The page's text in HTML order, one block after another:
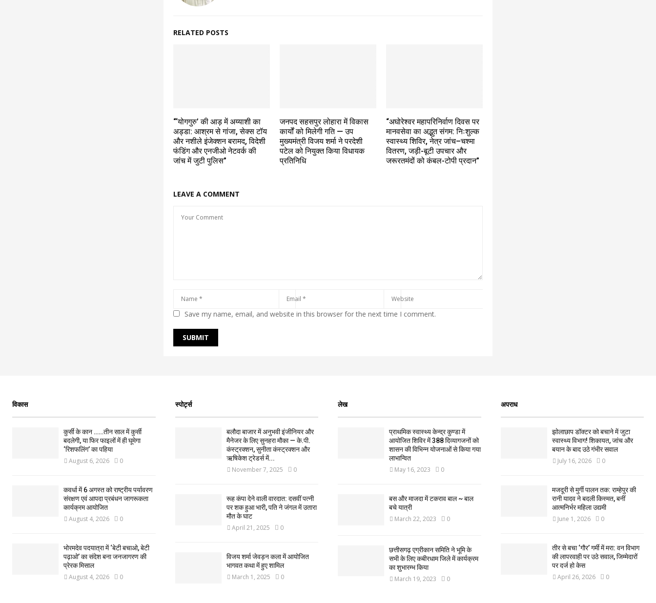
RELATED POSTS
“‘योगगुरु’ की आड़ में अय्याशी का
अड्डा: आश्रम से गांजा, सेक्स टॉय
और नशीले इंजेक्शन बरामद, विदेशी
फंडिंग और एनजीओ नेटवर्क की
जांच में जुटी पुलिस”
जनपद सहसपुर लोहारा में विकास
कार्यों को मिलेगी गति — उप
मुख्यमंत्री विजय शर्मा ने परदेशी
पटेल को नियुक्त किया विधायक
प्रतिनिधि
“अघोरेश्वर महापरिनिर्वाण दिवस पर
मानवसेवा का अद्भुत संगम: निःशुल्क
स्वास्थ्य शिविर, नेत्र जांच–चश्मा
वितरण, जड़ी-बूटी उपचार और
जरूरतमंदों को कंबल-टोपी प्रदान”
LEAVE A COMMENT
Save my name, email, and website in this browser for the next time I comment.
विकास
कुर्सी के कान ……तीन साल में कुर्सी
बदलेगी, या फिर फाइलों में ही घूमेगा
‘रिशफलिंग’ का पहिया
August 6, 2026 0
कवर्धा में 6 अगस्त को राष्ट्रीय पर्यावरण
संरक्षण एवं आपदा प्रबंधन जागरूकता
कार्यक्रम आयोजित
August 4, 2026 0
भोरमदेव पदयात्रा में ‘बेटी बचाओ, बेटी
पढ़ाओ’ का संदेश बना जनजागरण की
प्रेरक मिसाल
August 4, 2026 0
स्पोर्ट्स
बलौदा बाजार में अनुभवी इंजीनियर और
मैनेजर के लिए सुनहरा मौका — के.पी.
कंस्ट्रक्शन, सुनीता कंस्ट्रक्शन और
ऋषिकेश ट्रेडर्स में...
November 7, 2025 0
रूह कंपा देने वाली वारदात: दसवीं पत्नी
पर शक हुआ भारी, पति ने जंगल में उतारा
मौत के घाट
April 21, 2025 0
विजय शर्मा जेवड़न कला में आयोजित
भागवत कथा में हुए शामिल
March 1, 2025 0
लेख
प्राथमिक स्वास्थ्य केन्द्र कुण्डा में
आयोजित शिविर में 388 दिव्यागजनों को
शासन की विभिन्न योजनाओं से किया गया
लाभान्वित
May 16, 2023 0
बस और माजदा में टकराव बाल ~ बाल
बचे यात्री
March 22, 2023 0
छत्तीसगढ़ एग्रीकान समिति ने भूमि के
सभी के लिए कबीरधाम जिले में कार्यक्रम
का शुभारम्भ किया
March 19, 2023 0
अपराध
झोलाछाप डॉक्टर को बचाने में जुटा
स्वास्थ्य विभाग! शिकायत, जांच और
बयान के बाद उठे गंभीर सवाल
July 16, 2026 0
मजदूरी से मुर्गी पालन तक: राम्हेपुर की
रानी यादव ने बदली किस्मत, बनीं
आत्मनिर्भर महिला उद्यमी
June 1, 2026 0
तीर से बचा ‘गौर’ गर्मी में मरा: वन विभाग
की लापरवाही पर उठे सवाल, जिम्मेदारों
पर दर्ज हो केस
April 26, 2026 0